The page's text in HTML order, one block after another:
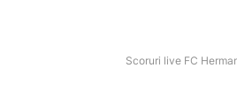
Scoruri live FC